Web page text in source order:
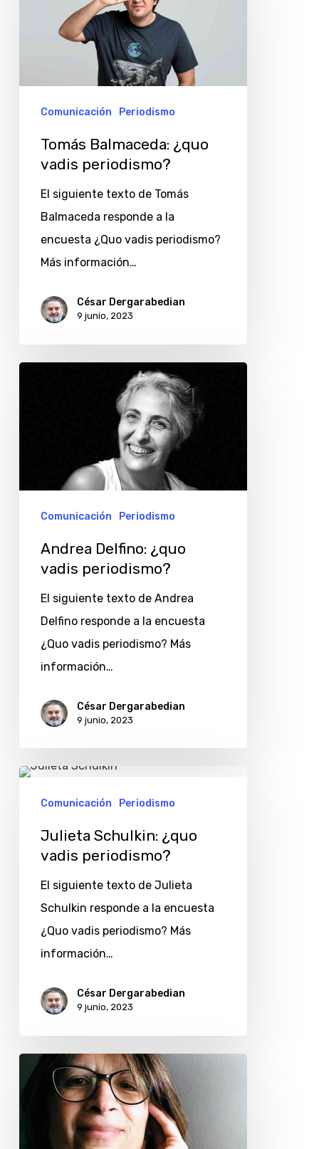
Comunicación Periodismo
Tomás Balmaceda: ¿quo
vadis periodismo?
El siguiente texto de Tomás
Balmaceda responde a la
encuesta ¿Quo vadis periodismo?
Más información…
César Dergarabedian
9 junio, 2023
periodismo?
Comunicación Periodismo
Andrea Delfino: ¿quo
vadis periodismo?
El siguiente texto de Andrea
Delfino responde a la encuesta
¿Quo vadis periodismo? Más
información…
César Dergarabedian
9 junio, 2023
Julieta
Schulkin:
vadis
Comunicación Periodismo
Julieta Schulkin: ¿quo
vadis periodismo?
El siguiente texto de Julieta
Schulkin responde a la encuesta
¿Quo vadis periodismo? Más
información…
César Dergarabedian
9 junio, 2023
Alba
Piotto: